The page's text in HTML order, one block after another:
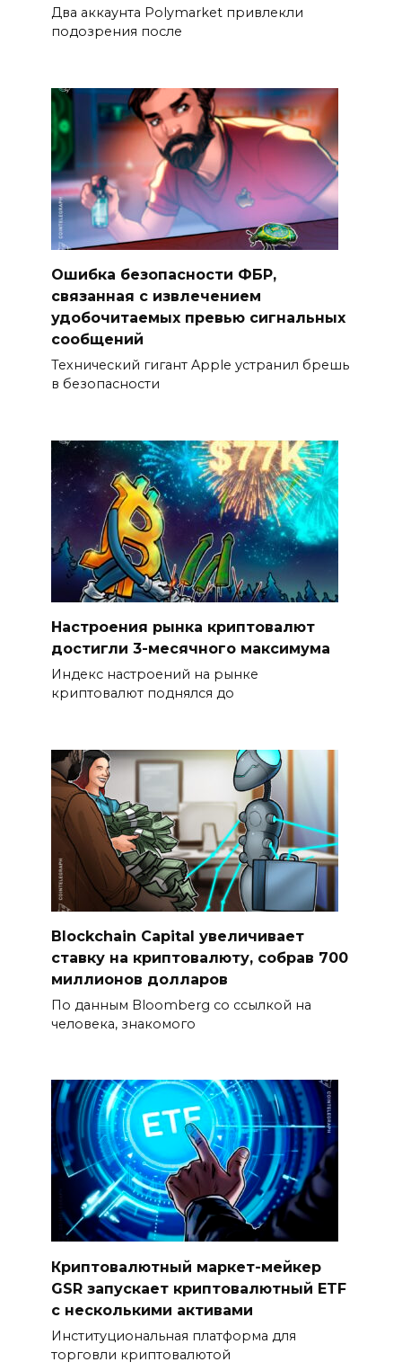
Два аккаунта Polymarket привлекли
подозрения после
Ошибка безопасности ФБР,
связанная с извлечением
удобочитаемых превью сигнальных
сообщений
Технический гигант Apple устранил брешь
в безопасности
Настроения рынка криптовалют
достигли 3-месячного максимума
Индекс настроений на рынке
криптовалют поднялся до
Blockchain Capital увеличивает
ставку на криптовалюту, собрав 700
миллионов долларов
По данным Bloomberg со ссылкой на
человека, знакомого
Криптовалютный маркет-мейкер
GSR запускает криптовалютный ETF
с несколькими активами
Институциональная платформа для
торговли криптовалютой